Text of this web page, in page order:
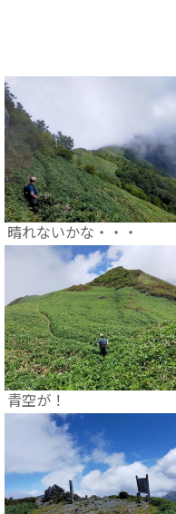
晴れないかな・・・
青空が！